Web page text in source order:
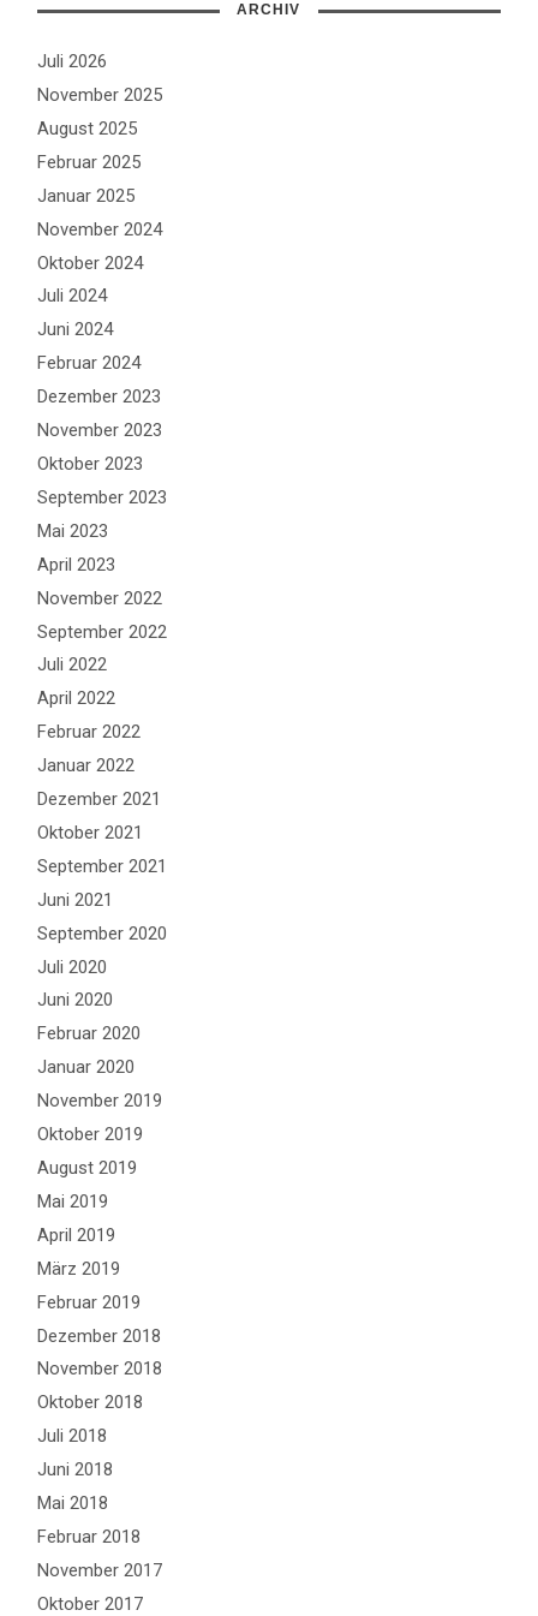
ARCHIV
Juli 2026
November 2025
August 2025
Februar 2025
Januar 2025
November 2024
Oktober 2024
Juli 2024
Juni 2024
Februar 2024
Dezember 2023
November 2023
Oktober 2023
September 2023
Mai 2023
April 2023
November 2022
September 2022
Juli 2022
April 2022
Februar 2022
Januar 2022
Dezember 2021
Oktober 2021
September 2021
Juni 2021
September 2020
Juli 2020
Juni 2020
Februar 2020
Januar 2020
November 2019
Oktober 2019
August 2019
Mai 2019
April 2019
März 2019
Februar 2019
Dezember 2018
November 2018
Oktober 2018
Juli 2018
Juni 2018
Mai 2018
Februar 2018
November 2017
Oktober 2017